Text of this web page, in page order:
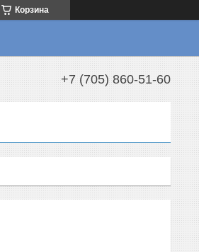
Корзина
+7 (705) 860-51-60